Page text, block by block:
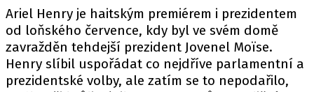
Ariel Henry je haitským premiérem i prezidentem
od loňského července, kdy byl ve svém domě
zavražděn tehdejší prezident Jovenel Moïse.
Henry slíbil uspořádat co nejdříve parlamentní a
prezidentské volby, ale zatím se to nepodařilo,